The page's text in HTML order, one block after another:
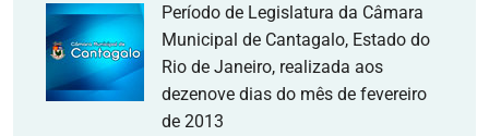
Período de Legislatura da Câmara
Municipal de Cantagalo, Estado do
Rio de Janeiro, realizada aos
dezenove dias do mês de fevereiro
de 2013